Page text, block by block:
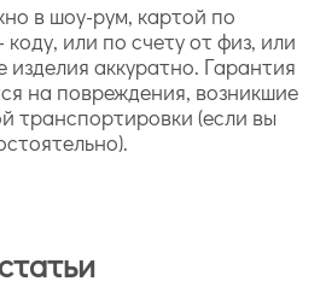
в шоу-рум, картой по
или по счету от физ, или
аккуратно. Гарантия
на повреждения, возникшие
транспортировки (если вы